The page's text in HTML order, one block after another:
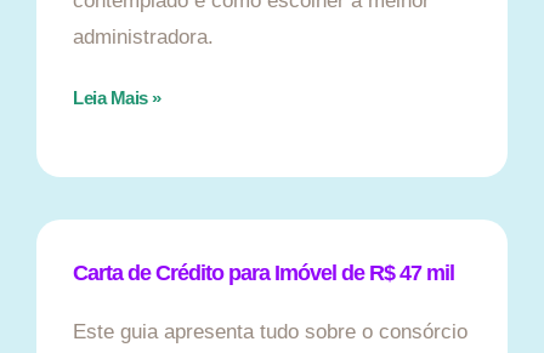
administradora.
Leia Mais »
Carta de Crédito para Imóvel de R$ 47 mil
Este guia apresenta tudo sobre o consórcio